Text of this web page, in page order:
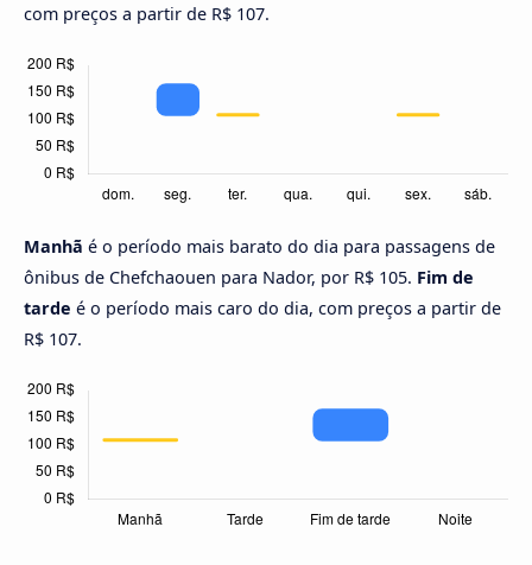
com preços a partir de R$ 107.
Manhã é o período mais barato do dia para passagens de
ônibus de Chefchaouen para Nador, por R$ 105. Fim de
tarde é o período mais caro do dia, com preços a partir de
R$ 107.